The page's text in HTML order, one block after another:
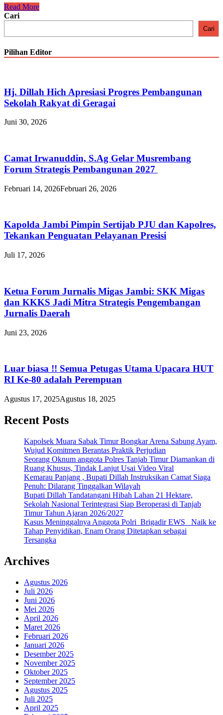
Junaidi
30
Danau
Kedap
di
persawahan
Read More
Cari
Cari
Pilihan Editor
Hj. Dillah Hich Apresiasi Progres Pembangunan
Sekolah Rakyat di Geragai
Juni 30, 2026
Camat Irwanuddin, S.Ag Gelar Musrembang
Forum Strategis Pembangunan 2027
Februari 14, 2026Februari 26, 2026
Kapolda Jambi Pimpin Sertijab PJU dan Kapolres,
Tekankan Penguatan Pelayanan Presisi
Juli 17, 2026
Ketua Forum Jurnalis Migas Jambi: SKK Migas
dan KKKS Jadi Mitra Strategis Pengembangan
Jurnalis Daerah
Juni 23, 2026
Luar biasa !! Semua Petugas Utama Upacara HUT
RI Ke-80 adalah Perempuan
Agustus 17, 2025Agustus 18, 2025
Recent Posts
Kapolsek Muara Sabak Timur Bongkar Arena Sabung Ayam,
Wujud Komitmen Berantas Praktik Perjudian
Seorang Oknum anggota Polres Tanjab Timur Diamankan di
Ruang Khusus, Tindak Lanjut Usai Video Viral
Kemarau Panjang , Bupati Dillah Instruksikan Camat Siaga
Penuh: Dilarang Tinggalkan Wilayah
Bupati Dillah Tandatangani Hibah Lahan 21 Hektare,
Sekolah Nasional Terintegrasi Siap Beroperasi di Tanjab
Timur Tahun Ajaran 2026/2027
Kasus Meninggalnya Anggota Polri Brigadir EWS Naik ke
Tahap Penyidikan, Enam Orang Ditetapkan sebagai
Tersangka
Archives
Agustus 2026
Juli 2026
Juni 2026
Mei 2026
April 2026
Maret 2026
Februari 2026
Januari 2026
Desember 2025
November 2025
Oktober 2025
September 2025
Agustus 2025
Juli 2025
April 2025